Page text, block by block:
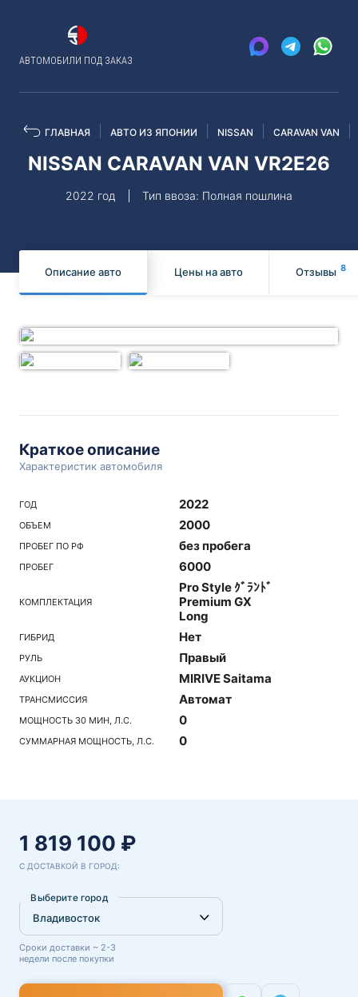
АВТОМОБИЛИ ПОД ЗАКАЗ
ГЛАВНАЯ АВТО ИЗ ЯПОНИИ NISSAN CARAVAN VAN
NISSAN CARAVAN VAN VR2E26
2022 год Тип ввоза: Полная пошлина
Описание авто Цены на авто Отзывы 8
Краткое описание
Характеристик автомобиля
ГОД 2022
ОБЪЕМ 2000
ПРОБЕГ ПО РФ без пробега
ПРОБЕГ 6000
КОМПЛЕКТАЦИЯ
Pro Style ｸﾞﾗﾝﾄﾞ
Premium GX
Long
ГИБРИД Нет
РУЛЬ Правый
АУКЦИОН MIRIVE Saitama
ТРАНСМИССИЯ Автомат
МОЩНОСТЬ 30 МИН, Л.С. 0
СУММАРНАЯ МОЩНОСТЬ, Л.С. 0
1 819 100 ₽
С ДОСТАВКОЙ В ГОРОД:
Выберите город
Сроки доставки ~ 2-3
недели после покупки